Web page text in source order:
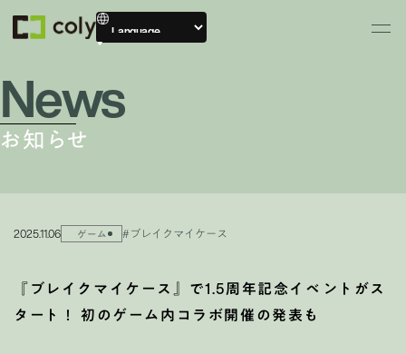
News
お知らせ
2025.11.06 ゲーム #ブレイクマイケース
『ブレイクマイケース』で1.5周年記念イベントがス
タート！ 初のゲーム内コラボ開催の発表も